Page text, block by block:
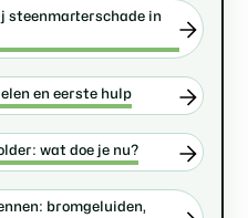
steenmarterschade in
en eerste hulp
wat doe je nu?
bromgeluiden,